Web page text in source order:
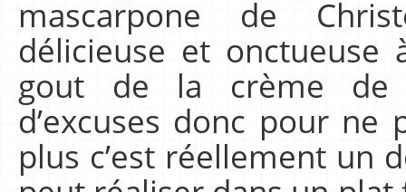
mascarpone de
délicieuse et onctueuse
gout de la crème de
d’excuses donc pour ne
plus c’est réellement un